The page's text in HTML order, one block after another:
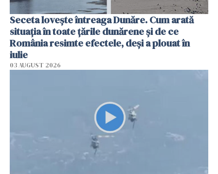
Seceta lovește întreaga Dunăre. Cum arată
situația în toate țările dunărene și de ce
România resimte efectele, deși a plouat în
iulie
03 AUGUST 2026